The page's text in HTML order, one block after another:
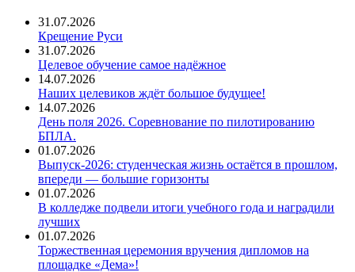
31.07.2026
Крещение Руси
31.07.2026
Целевое обучение самое надёжное
14.07.2026
Наших целевиков ждёт большое будущее!
14.07.2026
День поля 2026. Соревнование по пилотированию
БПЛА.
01.07.2026
Выпуск-2026: студенческая жизнь остаётся в прошлом,
впереди — большие горизонты
01.07.2026
В колледже подвели итоги учебного года и наградили
лучших
01.07.2026
Торжественная церемония вручения дипломов на
площадке «Дема»!